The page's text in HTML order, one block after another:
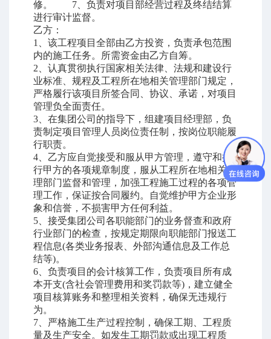
修。 7 、负责对项目部经营过程及终结结算
进行审计监督。
乙方：
1
、该工程项目全部由乙方投资，负责承包范围
内的施工任务。所需资金由乙方自筹。
2 、认真贯彻执行国家相关法律、法规和建设行
业标准、规程及工程所在地相关管理部门规定，
严格履行该项目所签合同、协议、承诺，对项目
管理负全面责任。
3 、在集团公司的指导下，组建项目经理部，负
责制定项目管理人员岗位责任制，按岗位职能履
行职责。
4 、乙方应自觉接受和服从甲方管理，遵守和执
行甲方的各项规章制度，服从工程所在地相关管
理部门监督和管理，加强工程施工过程的各项管
理工作，保证按合同履约。自觉维护甲方企业形
象和信誉，不损害甲方任何利益。
5 、接受集团公司各职能部门的业务督查和政府
行业部门的检查，按规定期限向职能部门报送工
程信息(各类业务报表、外部沟通信息及工作总
结等)。
6 、负责项目的会计核算工作，负责项目所有成
本开支(含社会管理费用和奖罚款等) ，建立健全
项目核算账务和整理相关资料，确保无违规行
为。
7 、严格施工生产过程控制，确保工期、工程质
量及生产安全。如发生工期罚款或出现工程质